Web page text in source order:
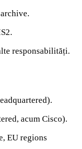
responsabilități.
acum Cisco).
EU regions